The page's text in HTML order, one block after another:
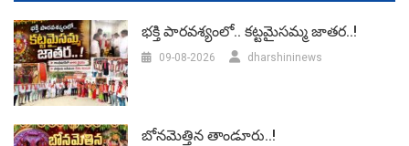
భక్తి పారవశ్యంలో.. కట్టమైసమ్మ జాతర..!
09-08-2026 dharshininews
బోనమెత్తిన తాండూరు..!